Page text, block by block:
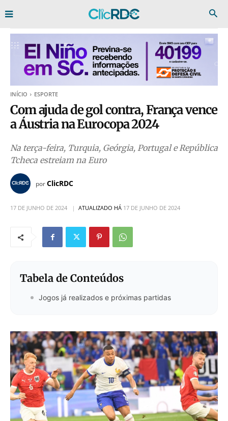
INÍCIO ESPORTE
Com ajuda de gol contra, França vence
a Áustria na Eurocopa 2024
Na terça-feira, Turquia, Geórgia, Portugal e República
Tcheca estreiam na Euro
porClicRDC
17 DE JUNHO DE 2024 ATUALIZADO HÁ 17 DE JUNHO DE 2024
Tabela de Conteúdos
Jogos já realizados e próximas partidas